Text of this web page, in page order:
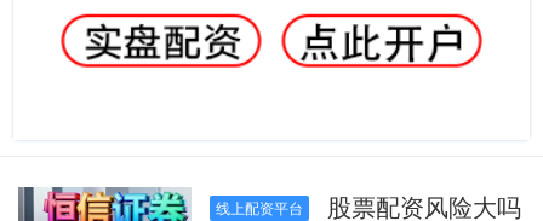
线上配资平台